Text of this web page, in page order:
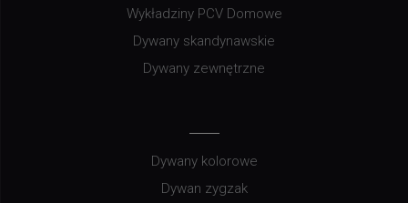
Wykładziny PCV Domowe
Dywany skandynawskie
Dywany zewnętrzne
Dywany kolorowe
Dywan zygzak